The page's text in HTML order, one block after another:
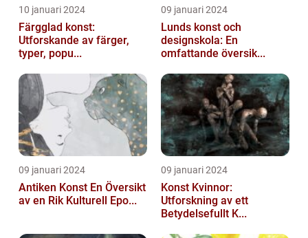
10 januari 2024
Färgglad konst:
Utforskande av färger,
typer, popu...
09 januari 2024
Lunds konst och
designskola: En
omfattande översik...
09 januari 2024
Antiken Konst En Översikt
av en Rik Kulturell Epo...
09 januari 2024
Konst Kvinnor:
Utforskning av ett
Betydelsefullt K...